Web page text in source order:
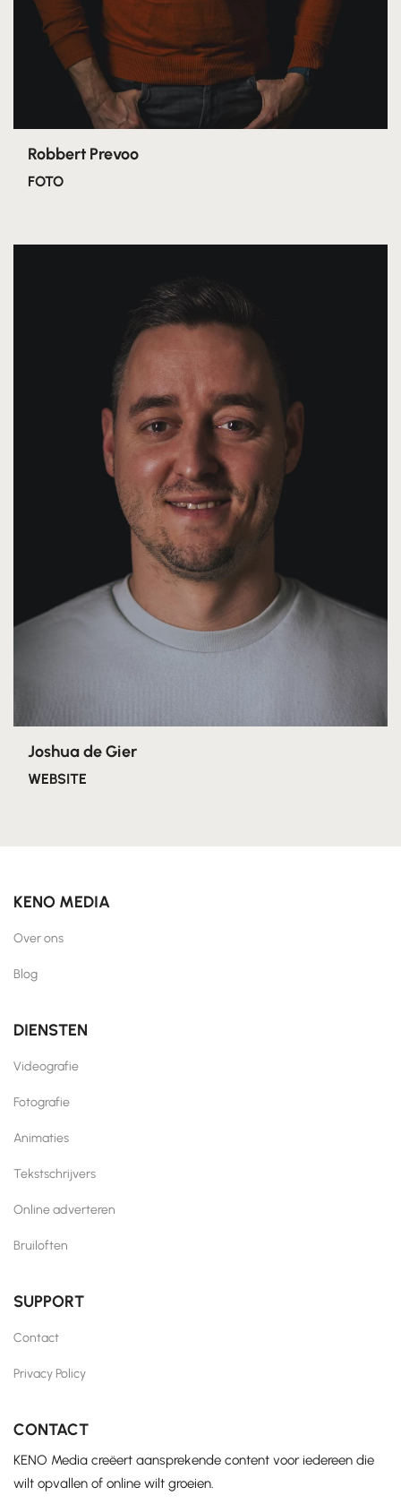
Robbert Prevoo
FOTO
Joshua de Gier
WEBSITE
KENO MEDIA
Over ons
Blog
DIENSTEN
Videografie
Fotografie
Animaties
Tekstschrijvers
Online adverteren
Bruiloften
SUPPORT
Contact
Privacy Policy
CONTACT
KENO Media creëert aansprekende content voor iedereen die
wilt opvallen of online wilt groeien.